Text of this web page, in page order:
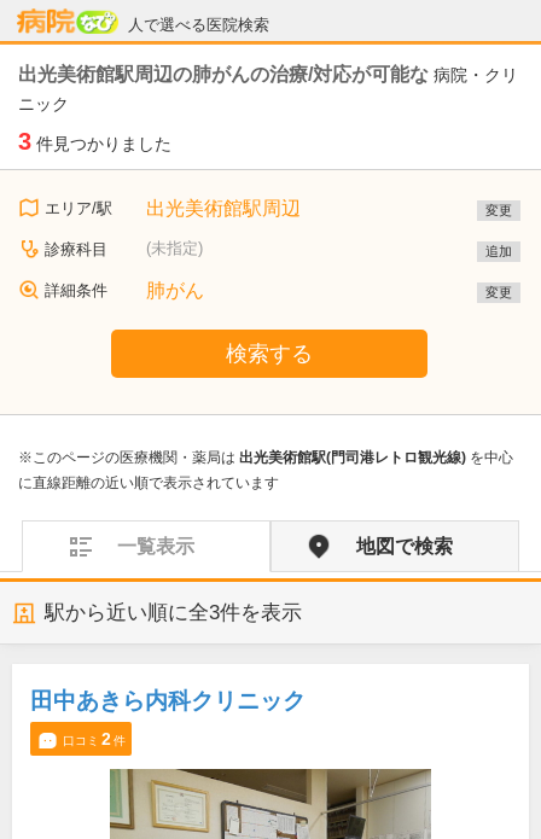
人で選べる医院検索
病院なび
出光美術館駅周辺の肺がんの治療/対応が可能な 病院・クリ
ニック
3 件見つかりました
エリア/駅 出光美術館駅周辺 変更
診療科目 (未指定) 追加
詳細条件 肺がん 変更
検索する
※このページの医療機関・薬局は 出光美術館駅(門司港レトロ観光線) を中心
に直線距離の近い順で表示されています
一覧表示 地図で検索
駅から近い順に全3件を表示
田中あきら内科クリニック
口コミ 2件